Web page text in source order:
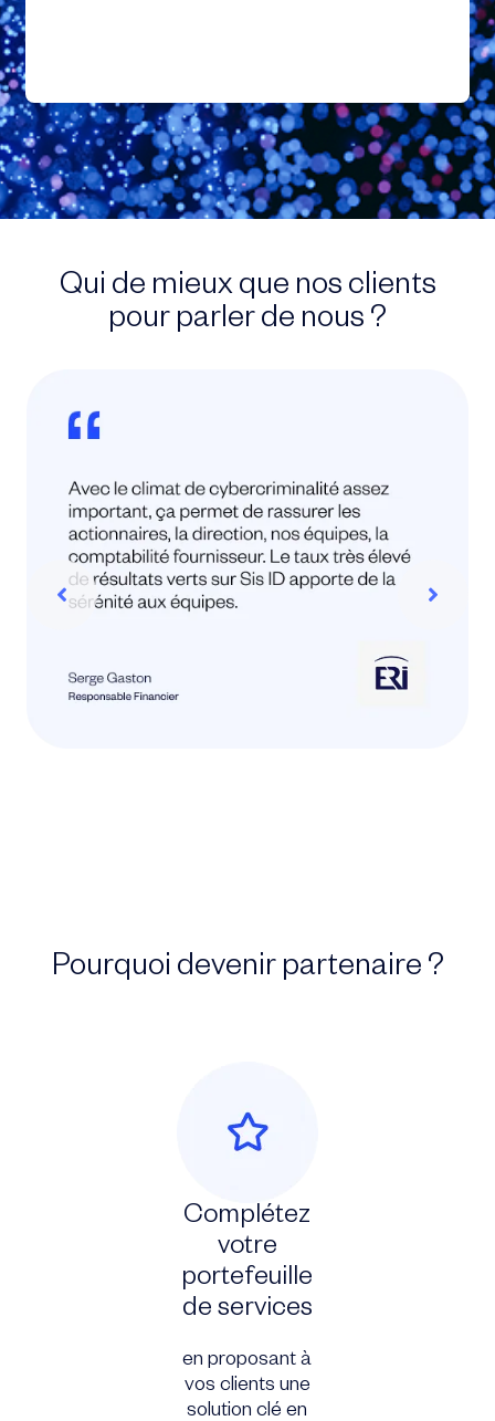
Qui de mieux que nos clients
pour parler de nous ?
Pourquoi devenir partenaire ?
Complétez
votre
portefeuille
de services
en proposant à
vos clients une
solution clé en